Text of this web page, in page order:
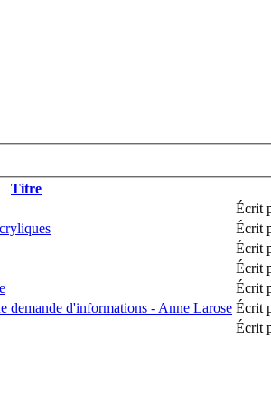
Titre
Écrit
Écrit
Écrit
Écrit
Écrit
demande d'informations - Anne Larose Écrit
Écrit